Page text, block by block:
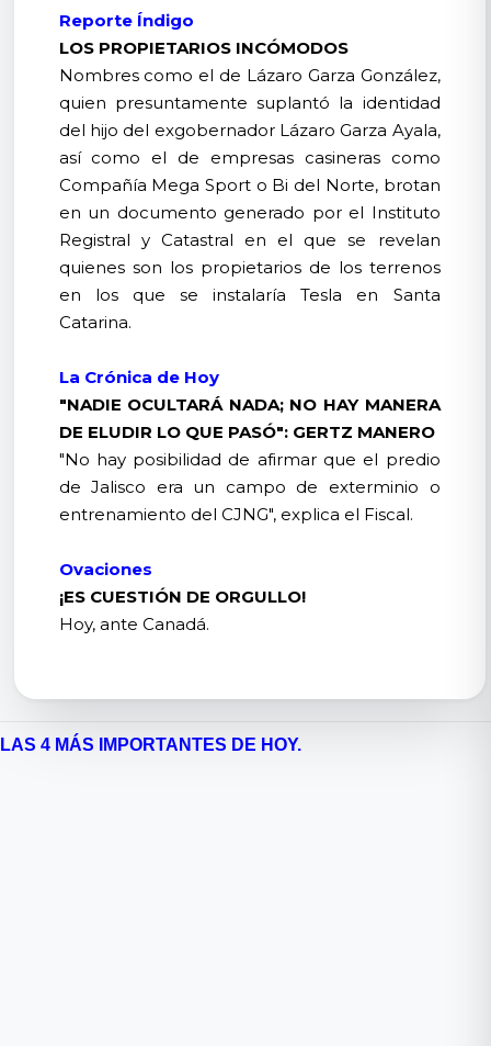
Reporte Índigo
LOS PROPIETARIOS INCÓMODOS
Nombres como el de Lázaro Garza González,
quien presuntamente suplantó la identidad
del hijo del exgobernador Lázaro Garza Ayala,
así como el de empresas casineras como
Compañía Mega Sport o Bi del Norte, brotan
en un documento generado por el Instituto
Registral y Catastral en el que se revelan
quienes son los propietarios de los terrenos
en los que se instalaría Tesla en Santa
Catarina.
La Crónica de Hoy
"NADIE OCULTARÁ NADA; NO HAY MANERA
DE ELUDIR LO QUE PASÓ": GERTZ MANERO
"No hay posibilidad de afirmar que el predio
de Jalisco era un campo de exterminio o
entrenamiento del CJNG", explica el Fiscal.
Ovaciones
¡ES CUESTIÓN DE ORGULLO!
Hoy, ante Canadá.
LAS 4 MÁS IMPORTANTES DE HOY.